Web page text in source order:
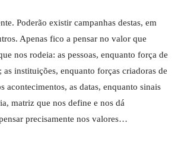
Poderão existir campanhas destas, em
Apenas fico a pensar no valor que
nos rodeia: as pessoas, enquanto força de
as instituições, enquanto forças criadoras de
acontecimentos, as datas, enquanto sinais
matriz que nos define e nos dá
precisamente nos valores…